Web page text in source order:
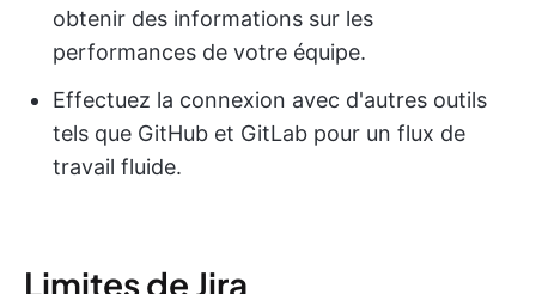
obtenir des informations sur les
performances de votre équipe.
Effectuez la connexion avec d'autres outils
tels que GitHub et GitLab pour un flux de
travail fluide.
Limites de Jira